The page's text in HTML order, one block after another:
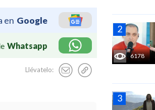
en Google
Whatsapp
Llévatelo:
6178